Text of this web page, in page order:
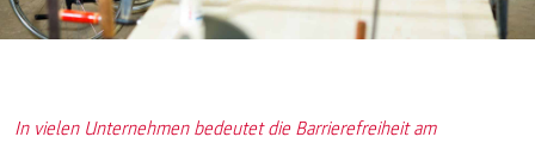
In vielen Unternehmen bedeutet die Barrierefreiheit am